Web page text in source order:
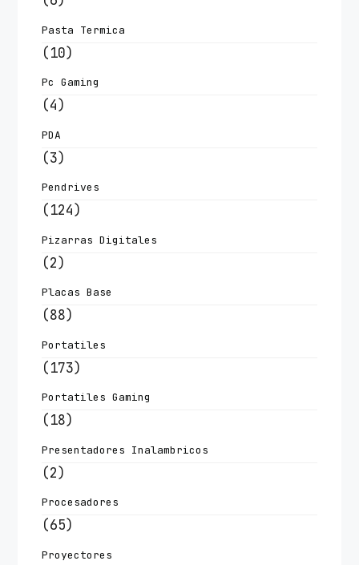
Pasta Termica
(10)
Pc Gaming
(4)
PDA
(3)
Pendrives
(124)
Pizarras Digitales
(2)
Placas Base
(88)
Portatiles
(173)
Portatiles Gaming
(18)
Presentadores Inalambricos
(2)
Procesadores
(65)
Proyectores